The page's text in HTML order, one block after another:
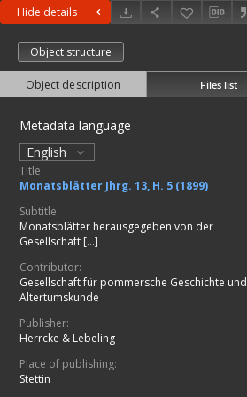
Hide details
Object structure
Object description Files list
Metadata language
English
Title:
Monatsblätter Jhrg. 13, H. 5 (1899)
Subtitle:
Monatsblätter herausgegeben von der
Gesellschaft [...]
Contributor:
Gesellschaft für pommersche Geschichte und
Altertumskunde
Publisher:
Herrcke & Lebeling
Place of publishing:
Stettin